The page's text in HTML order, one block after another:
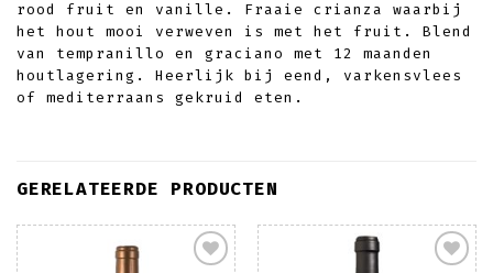
rood fruit en vanille. Fraaie crianza waarbij
het hout mooi verweven is met het fruit. Blend
van tempranillo en graciano met 12 maanden
houtlagering. Heerlijk bij eend, varkensvlees
of mediterraans gekruid eten.
GERELATEERDE PRODUCTEN